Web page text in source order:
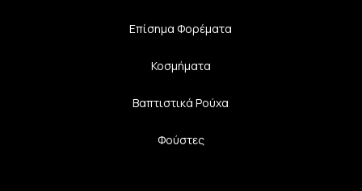
Επίσημα Φορέματα
Κοσμήματα
Βαπτιστικά Ρούχα
Φούστες